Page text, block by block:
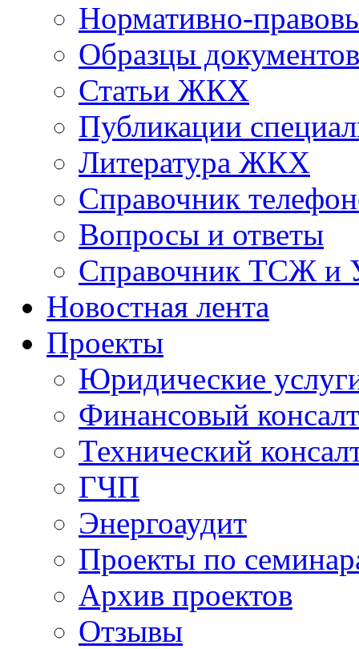
Нормативно-
Образцы документов
Статьи ЖКХ
Публикации
Литература ЖКХ
Справочник
Вопросы и ответы
Справочник ТСЖ и
Новостная лента
Проекты
Юридические
Финансовый
Технический
ГЧП
Энергоаудит
Проекты по
Архив проектов
Отзывы